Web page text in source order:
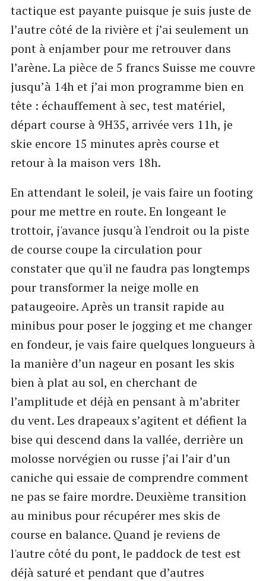
tactique est payante puisque je suis juste de
l’autre côté de la rivière et j’ai seulement un
pont à enjamber pour me retrouver dans
l’arène. La pièce de 5 francs Suisse me couvre
jusqu’à 14h et j’ai mon programme bien en
tête : échauffement à sec, test matériel,
départ course à 9H35, arrivée vers 11h, je
skie encore 15 minutes après course et
retour à la maison vers 18h.
En attendant le soleil, je vais faire un footing
pour me mettre en route. En longeant le
trottoir, j'avance jusqu'à l'endroit ou la piste
de course coupe la circulation pour
constater que qu'il ne faudra pas longtemps
pour transformer la neige molle en
pataugeoire. Après un transit rapide au
minibus pour poser le jogging et me changer
en fondeur, je vais faire quelques longueurs à
la manière d’un nageur en posant les skis
bien à plat au sol, en cherchant de
l’amplitude et déjà en pensant à m’abriter
du vent. Les drapeaux s’agitent et défient la
bise qui descend dans la vallée, derrière un
molosse norvégien ou russe j’ai l’air d’un
caniche qui essaie de comprendre comment
ne pas se faire mordre. Deuxième transition
au minibus pour récupérer mes skis de
course en balance. Quand je reviens de
l'autre côté du pont, le paddock de test est
déjà saturé et pendant que d’autres